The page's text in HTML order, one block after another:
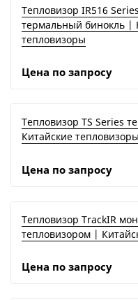
Тепловизор IR516
термальный бинокль |
тепловизоры
Цена по запросу
Тепловизор TS Series
Китайские тепловизоры
Цена по запросу
Тепловизор TrackIR
тепловизором |
Цена по запросу